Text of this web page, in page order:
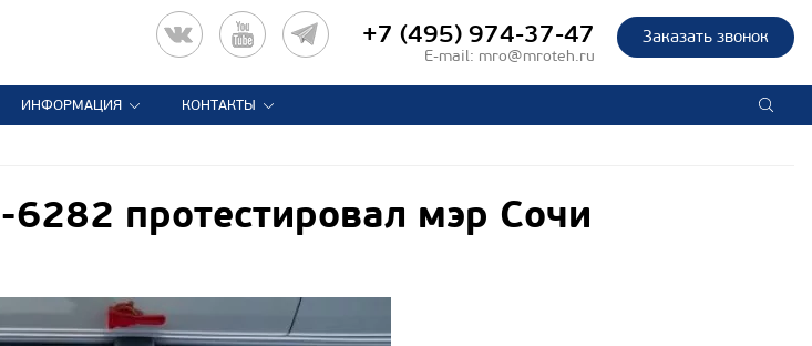
Заказать звонок
+7 (495) 974-37-47
E-mail: mro@mroteh.ru
ИНФОРМАЦИЯ КОНТАКТЫ
протестировал мэр Сочи